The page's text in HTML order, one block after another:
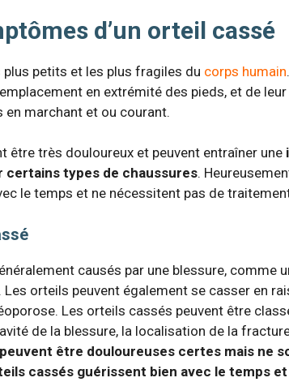
d’un orteil cassé
petits et les plus fragiles du corps humain
en extrémité des pieds, et de
marchant et ou courant.
être très douloureux et peuvent entraîner une
certains types de chaussures.
le temps et ne nécessitent pas de
causés par une blessure, comme
orteils peuvent également se casser en
Les orteils cassés peuvent être
de la blessure, la localisation de la
être douloureuses certes mais ne
cassés guérissent bien avec le temps